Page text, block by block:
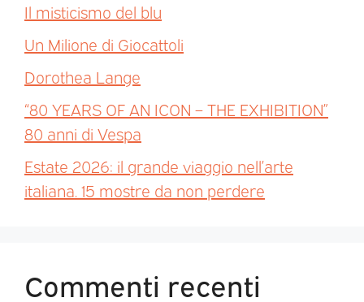
Il misticismo del blu
Un Milione di Giocattoli
Dorothea Lange
“80 YEARS OF AN ICON – THE EXHIBITION”
80 anni di Vespa
Estate 2026: il grande viaggio nell’arte
italiana. 15 mostre da non perdere
Commenti recenti